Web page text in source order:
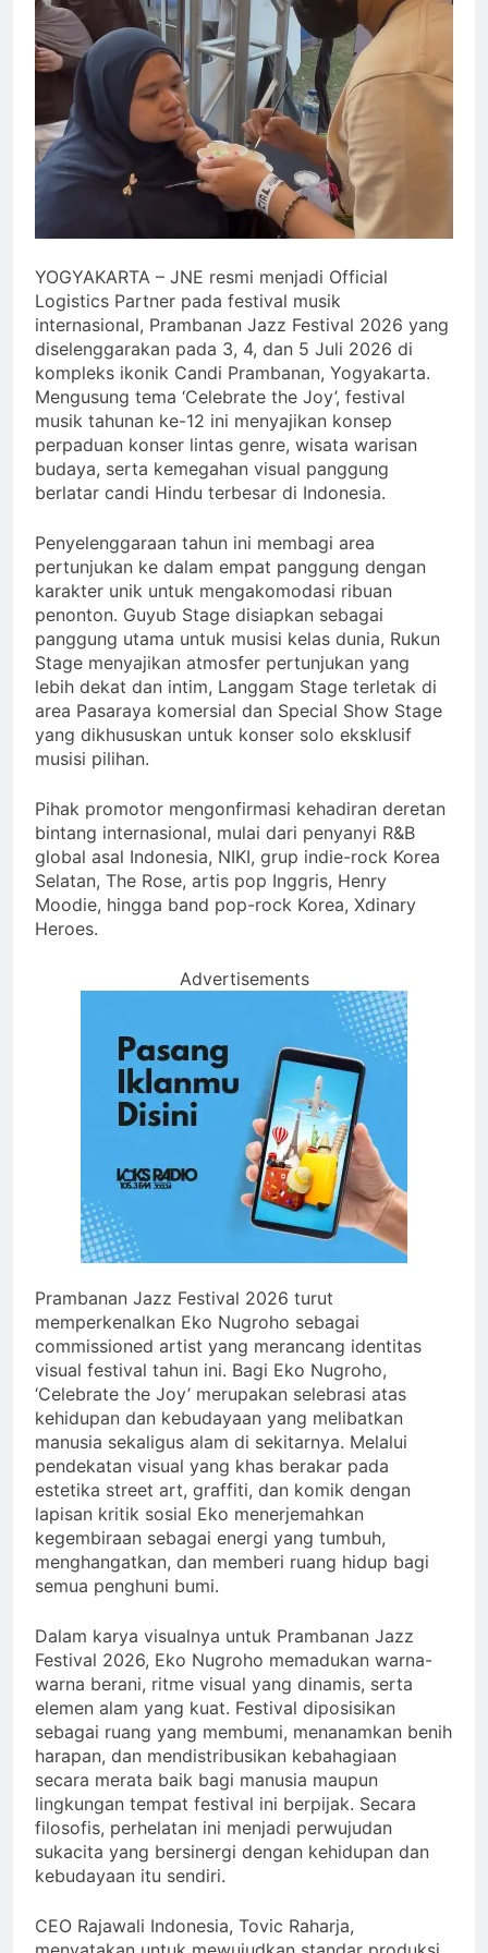
YOGYAKARTA – JNE resmi menjadi Official
Logistics Partner pada festival musik
internasional, Prambanan Jazz Festival 2026 yang
diselenggarakan pada 3, 4, dan 5 Juli 2026 di
kompleks ikonik Candi Prambanan, Yogyakarta.
Mengusung tema ‘Celebrate the Joy’, festival
musik tahunan ke-12 ini menyajikan konsep
perpaduan konser lintas genre, wisata warisan
budaya, serta kemegahan visual panggung
berlatar candi Hindu terbesar di Indonesia.
Penyelenggaraan tahun ini membagi area
pertunjukan ke dalam empat panggung dengan
karakter unik untuk mengakomodasi ribuan
penonton. Guyub Stage disiapkan sebagai
panggung utama untuk musisi kelas dunia, Rukun
Stage menyajikan atmosfer pertunjukan yang
lebih dekat dan intim, Langgam Stage terletak di
area Pasaraya komersial dan Special Show Stage
yang dikhususkan untuk konser solo eksklusif
musisi pilihan.
Pihak promotor mengonfirmasi kehadiran deretan
bintang internasional, mulai dari penyanyi R&B
global asal Indonesia, NIKI, grup indie-rock Korea
Selatan, The Rose, artis pop Inggris, Henry
Moodie, hingga band pop-rock Korea, Xdinary
Heroes.
Advertisements
Prambanan Jazz Festival 2026 turut
memperkenalkan Eko Nugroho sebagai
commissioned artist yang merancang identitas
visual festival tahun ini. Bagi Eko Nugroho,
‘Celebrate the Joy’ merupakan selebrasi atas
kehidupan dan kebudayaan yang melibatkan
manusia sekaligus alam di sekitarnya. Melalui
pendekatan visual yang khas berakar pada
estetika street art, graffiti, dan komik dengan
lapisan kritik sosial Eko menerjemahkan
kegembiraan sebagai energi yang tumbuh,
menghangatkan, dan memberi ruang hidup bagi
semua penghuni bumi.
Dalam karya visualnya untuk Prambanan Jazz
Festival 2026, Eko Nugroho memadukan warna-
warna berani, ritme visual yang dinamis, serta
elemen alam yang kuat. Festival diposisikan
sebagai ruang yang membumi, menanamkan benih
harapan, dan mendistribusikan kebahagiaan
secara merata baik bagi manusia maupun
lingkungan tempat festival ini berpijak. Secara
filosofis, perhelatan ini menjadi perwujudan
sukacita yang bersinergi dengan kehidupan dan
kebudayaan itu sendiri.
CEO Rajawali Indonesia, Tovic Raharja,